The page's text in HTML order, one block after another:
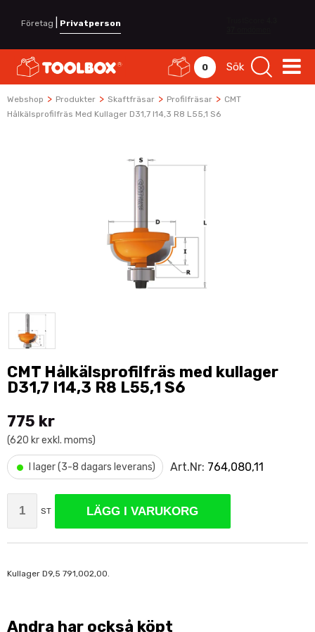
Företag Privatperson
0 Sök
Webshop > Produkter > Skaftfräsar > Profilfräsar > CMT
Hålkälsprofilfräs Med Kullager D31,7 I14,3 R8 L55,1 S6
CMT Hålkälsprofilfräs med kullager
D31,7 I14,3 R8 L55,1 S6
775 kr
(620 kr exkl. moms)
• I lager (3-8 dagars leverans) Art.Nr: 764,080,11
ST LÄGG I VARUKORG
Kullager D9,5 791,002,00.
Andra har också köpt